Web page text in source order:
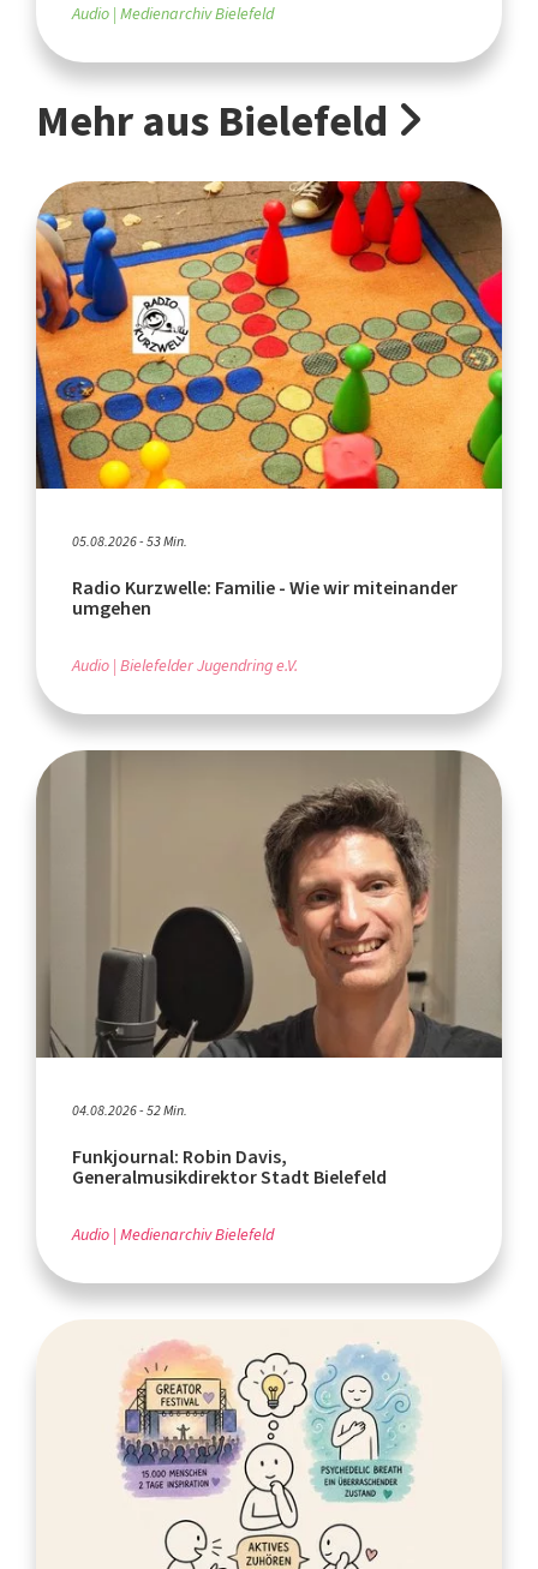
Audio Medienarchiv Bielefeld
Mehr aus Bielefeld
05.08.2026 - 53 Min.
Radio Kurzwelle: Familie - Wie wir miteinander
umgehen
Audio Bielefelder Jugendring e.V.
04.08.2026 - 52 Min.
Funkjournal: Robin Davis,
Generalmusikdirektor Stadt Bielefeld
Audio Medienarchiv Bielefeld